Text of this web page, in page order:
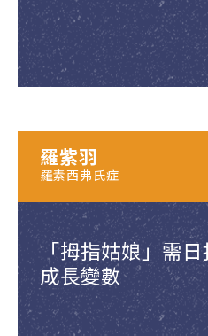
「拇指姑娘」需
成長變數
羅紫羽
羅素西弗氏症